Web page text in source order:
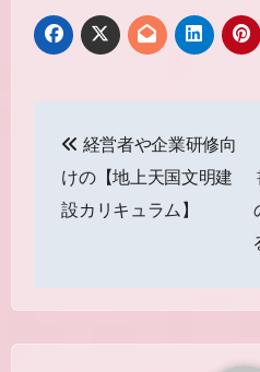
稿
ナ
ゲ
ー
経営者や企業研修向
けの【地上天国文明建
設カリキュラム】